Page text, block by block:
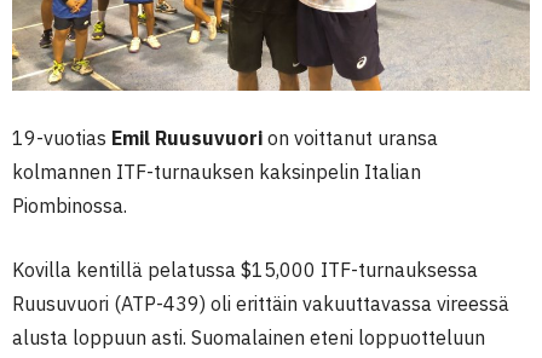
19-vuotias Emil Ruusuvuori on voittanut uransa
kolmannen ITF-turnauksen kaksinpelin Italian
Piombinossa.
Kovilla kentillä pelatussa $15,000 ITF-turnauksessa
Ruusuvuori (ATP-439) oli erittäin vakuuttavassa vireessä
alusta loppuun asti. Suomalainen eteni loppuotteluun